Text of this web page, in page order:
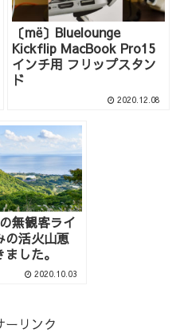
〔më〕Bluelounge
Kickflip MacBook Pro15
インチ用 フリップスタン
ド
2020.12.08
無観客ライ
の活火山恵
した。
2020.10.03
ーリンク